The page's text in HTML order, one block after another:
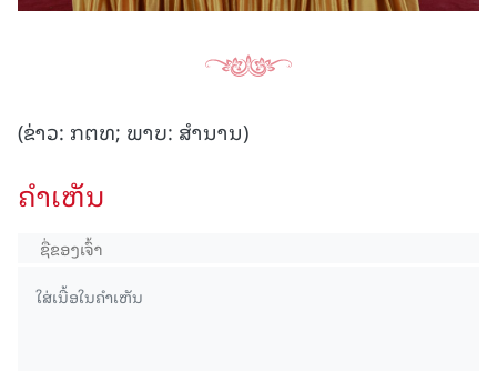
(ຂ່າວ: ກຕທ; ພາບ: ສຳນານ)
ຄໍາເຫັນ